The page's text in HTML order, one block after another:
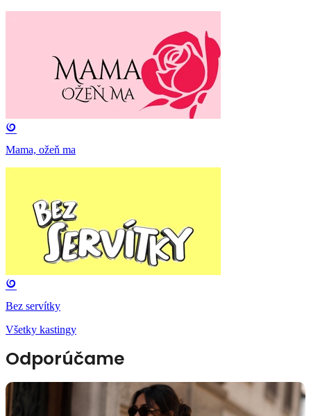
Mama, ožeň ma
Bez servítky
Všetky kastingy
Odporúčame